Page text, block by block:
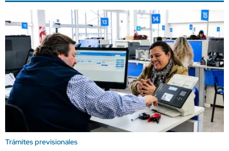
Trámites previsionales